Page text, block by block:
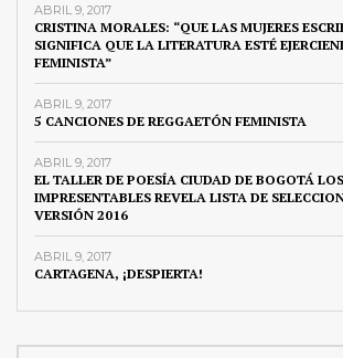
ABRIL 9, 2017
CRISTINA MORALES: “QUE LAS MUJERES
SIGNIFICA QUE LA LITERATURA ESTÉ
FEMINISTA”
ABRIL 9, 2017
5 CANCIONES DE REGGAETÓN FEMINISTA
ABRIL 9, 2017
EL TALLER DE POESÍA CIUDAD DE BOGOTÁ LOS
IMPRESENTABLES REVELA LISTA DE
VERSIÓN 2016
ABRIL 9, 2017
CARTAGENA, ¡DESPIERTA!